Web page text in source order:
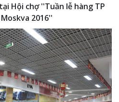
Hội chợ ''Tuần lễ hàng TP
2016''